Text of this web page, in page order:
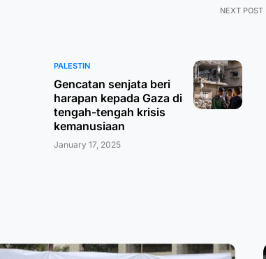
NEXT POST
PALESTIN
Gencatan senjata beri
harapan kepada Gaza di
tengah-tengah krisis
kemanusiaan
January 17, 2025